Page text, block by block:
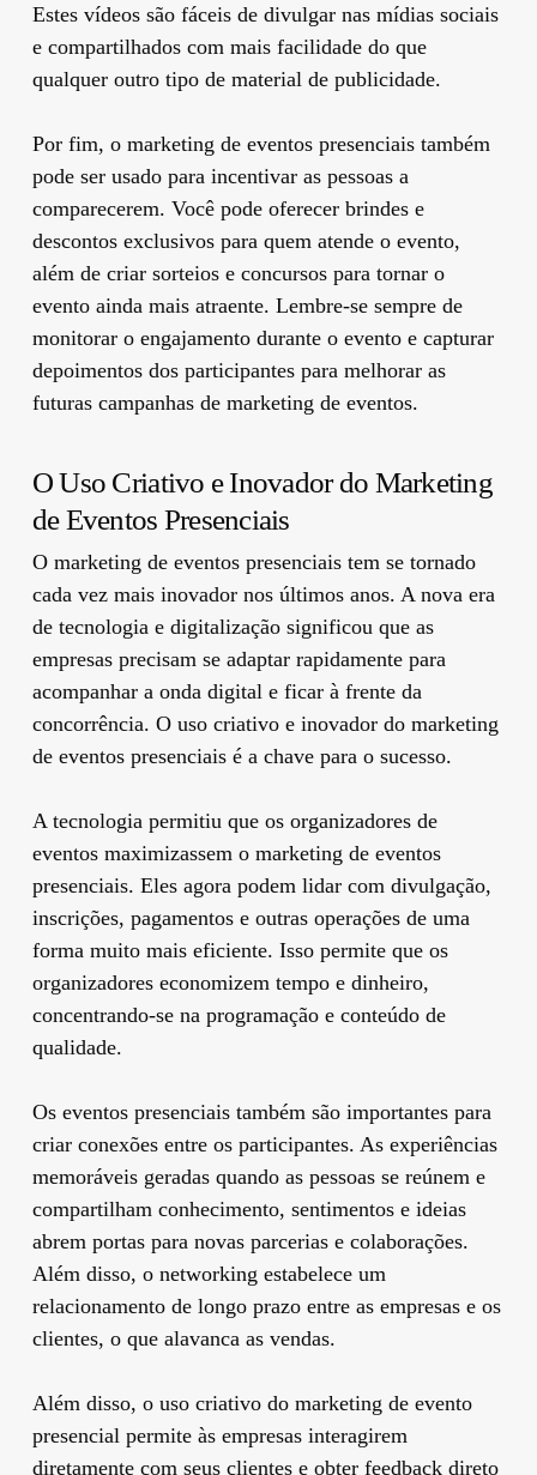
Estes vídeos são fáceis de divulgar nas mídias sociais
e compartilhados com mais facilidade do que
qualquer outro tipo de material de publicidade.
Por fim, o marketing de eventos presenciais também
pode ser usado para incentivar as pessoas a
comparecerem. Você pode oferecer brindes e
descontos exclusivos para quem atende o evento,
além de criar sorteios e concursos para tornar o
evento ainda mais atraente. Lembre-se sempre de
monitorar o engajamento durante o evento e capturar
depoimentos dos participantes para melhorar as
futuras campanhas de marketing de eventos.
O Uso Criativo e Inovador do Marketing
de Eventos Presenciais
O marketing de eventos presenciais tem se tornado
cada vez mais inovador nos últimos anos. A nova era
de tecnologia e digitalização significou que as
empresas precisam se adaptar rapidamente para
acompanhar a onda digital e ficar à frente da
concorrência. O uso criativo e inovador do marketing
de eventos presenciais é a chave para o sucesso.
A tecnologia permitiu que os organizadores de
eventos maximizassem o marketing de eventos
presenciais. Eles agora podem lidar com divulgação,
inscrições, pagamentos e outras operações de uma
forma muito mais eficiente. Isso permite que os
organizadores economizem tempo e dinheiro,
concentrando-se na programação e conteúdo de
qualidade.
Os eventos presenciais também são importantes para
criar conexões entre os participantes. As experiências
memoráveis geradas quando as pessoas se reúnem e
compartilham conhecimento, sentimentos e ideias
abrem portas para novas parcerias e colaborações.
Além disso, o networking estabelece um
relacionamento de longo prazo entre as empresas e os
clientes, o que alavanca as vendas.
Além disso, o uso criativo do marketing de evento
presencial permite às empresas interagirem
diretamente com seus clientes e obter feedback direto